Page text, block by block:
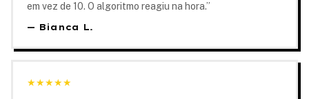
em vez de 10. O algoritmo reagiu na hora.”
— Bianca L.
★★★★★